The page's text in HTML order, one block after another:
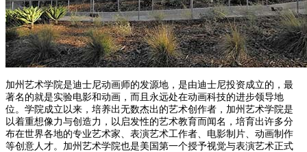
加州艺术学院是迪士尼动画师的发源地，是由迪士尼投资成立的，最
著名的就是实验电影和动画，而且永远处在动画科技的进步领导地
位。学院成立以来，培养出无数杰出的艺术创作者，加州艺术学院是
以着重想像力与创造力，以启发性的艺术教育而闻名，培育出许多分
布在世界各地的专业艺术家、表演艺术工作者、电影制片、动画制作
等创意人才。加州艺术学院也是美国第一个授予视觉与表演艺术正式